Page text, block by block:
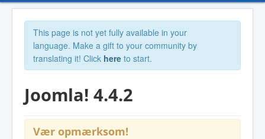
This page is not yet fully available in your
language. Make a gift to your community by
translating it! Click here to start.
Joomla! 4.4.2
Vær opmærksom!